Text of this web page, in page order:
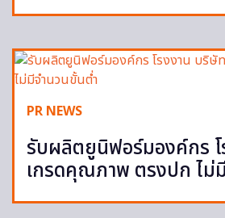
PR NEWS
รับผลิตยูนิฟอร์มองค์กร
เกรดคุณภาพ ตรงปก ไม่